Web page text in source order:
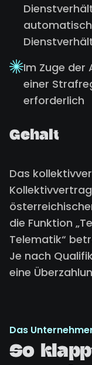
Im Zuge der
einer
erforderlich
Gehalt
Das
die Funktion
Telematik“
Je nach
eine
Das
So